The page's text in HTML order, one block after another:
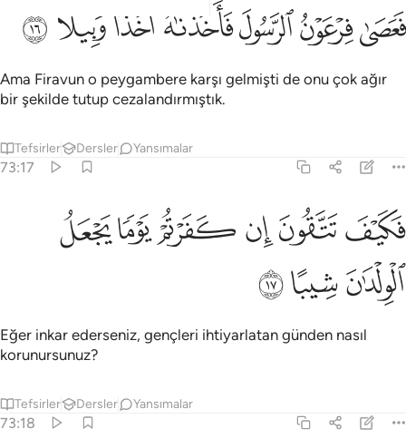
فعصى فرعون الرسول فاخذناه اخذا وبيلا ١٦
فَعَصَىٰ فِرْعَوْنُ ٱلرَّسُولَ فَأَخَذْنَـٰهُ أَخْذًۭا وَبِيلًۭا ١٦
ﲬﲭﲮﲯﲰﲱ ﲲ
Ama Firavun o peygambere karşı gelmişti de onu çok ağır
bir şekilde tutup cezalandırmıştık.
Tefsirler Dersler Yansımalar
73:17
فكيف تتقون ان كفرتم يوما يجعل الولدان شيبا ١٧
فَكَيْفَ تَتَّقُونَ إِن كَفَرْتُمْ يَوْمًۭا يَجْعَلُ ٱلْوِلْدَٰنَ شِيبًا ١٧
ﲳﲴﲵﲶﲷﲸ
ﲹﲺﲻ
Eğer inkar ederseniz, gençleri ihtiyarlatan günden nasıl
korunursunuz?
Tefsirler Dersler Yansımalar
73:18